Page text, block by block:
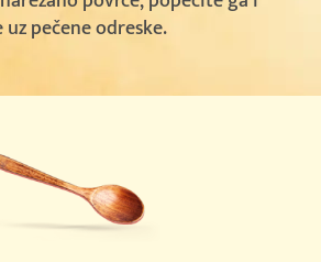
pečene odreske.